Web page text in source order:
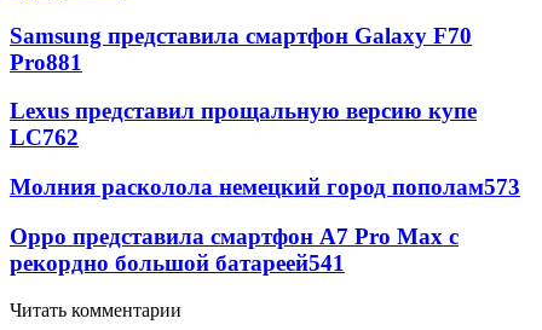
Samsung представила смартфон Galaxy F70
Pro881
Lexus представил прощальную версию купе
LC762
Молния расколола немецкий город пополам573
Oppo представила смартфон A7 Pro Max с
рекордно большой батареей541
Читать комментарии